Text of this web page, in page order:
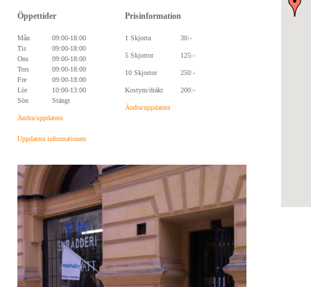
Öppettider
Mån
09:00-18:00
Tis
09:00-18:00
Ons
09:00-18:00
Tors
09:00-18:00
Fre
09:00-18:00
Lör
10:00-13:00
Sön
Stängt
Ändra/uppdatera
Prisinformation
1 Skjorta 30:-
5 Skjortor 125:-
10 Skjortor 250:-
Kostym/dräkt 200:-
Ändra/uppdatera
Uppdatera informationen